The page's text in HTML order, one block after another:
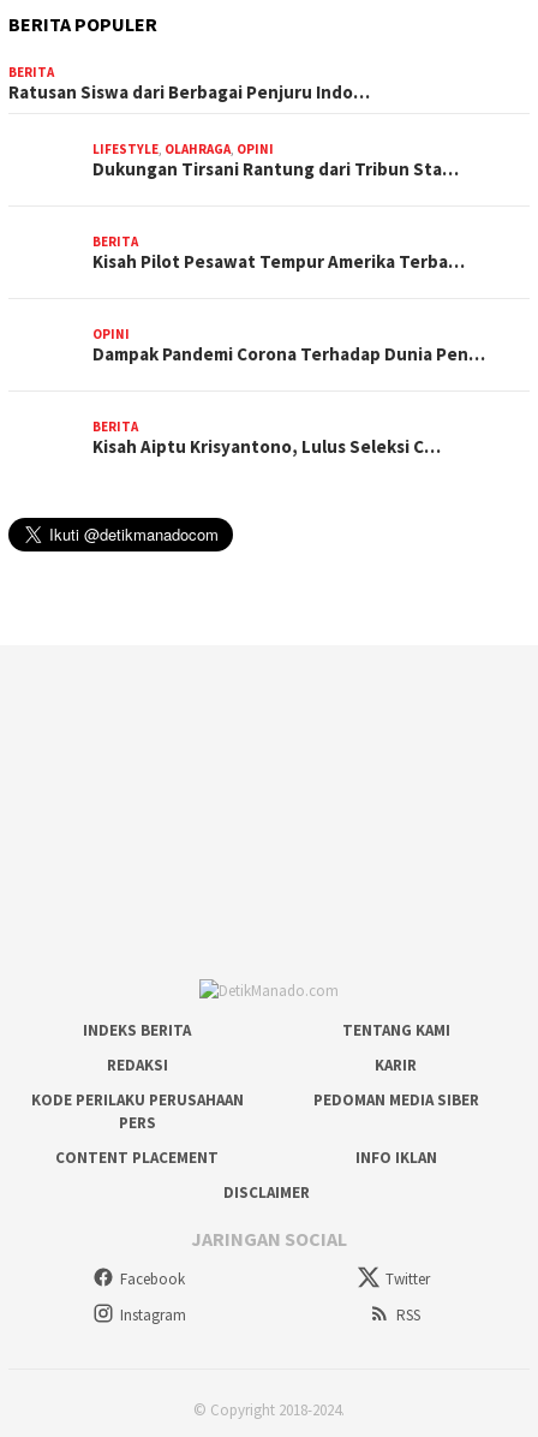
BERITA POPULER
BERITA
Ratusan Siswa dari Berbagai Penjuru Indo…
LIFESTYLE, OLAHRAGA, OPINI
Dukungan Tirsani Rantung dari Tribun Sta…
BERITA
Kisah Pilot Pesawat Tempur Amerika Terba…
OPINI
Dampak Pandemi Corona Terhadap Dunia Pen…
BERITA
Kisah Aiptu Krisyantono, Lulus Seleksi C…
INDEKS BERITA
TENTANG KAMI
REDAKSI
KARIR
KODE PERILAKU PERUSAHAAN
PERS
PEDOMAN MEDIA SIBER
CONTENT PLACEMENT
INFO IKLAN
DISCLAIMER
JARINGAN SOCIAL
Facebook
Twitter
Instagram
RSS
© Copyright 2018-2024.